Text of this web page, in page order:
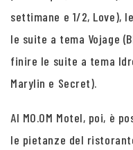
settimane e 1/2, Love),
le suite a tema Vojage
finire le suite a tema
Marylin e Secret).
Al MO.OM Motel, poi, è
le pietanze del